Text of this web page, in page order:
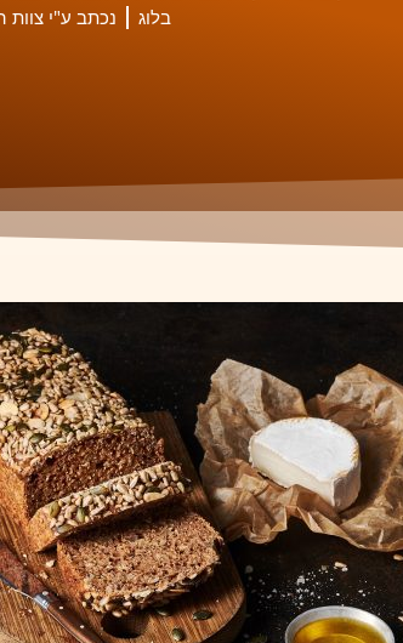
בלוג נכתב ע"י צוות